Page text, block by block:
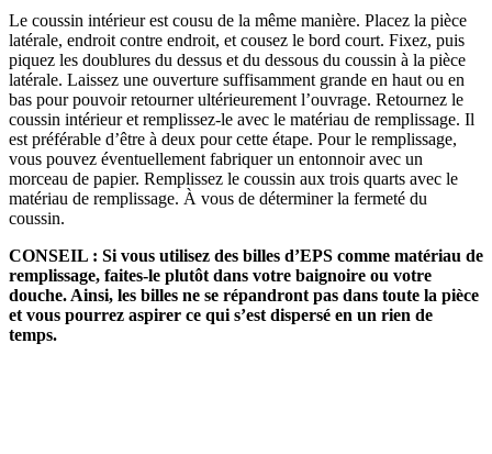
Le coussin intérieur est cousu de la même manière. Placez la pièce
latérale, endroit contre endroit, et cousez le bord court. Fixez, puis
piquez les doublures du dessus et du dessous du coussin à la pièce
latérale. Laissez une ouverture suffisamment grande en haut ou en
bas pour pouvoir retourner ultérieurement l’ouvrage. Retournez le
coussin intérieur et remplissez-le avec le matériau de remplissage. Il
est préférable d’être à deux pour cette étape. Pour le remplissage,
vous pouvez éventuellement fabriquer un entonnoir avec un
morceau de papier. Remplissez le coussin aux trois quarts avec le
matériau de remplissage. À vous de déterminer la fermeté du
coussin.
CONSEIL : Si vous utilisez des billes d’EPS comme matériau de
remplissage, faites-le plutôt dans votre baignoire ou votre
douche. Ainsi, les billes ne se répandront pas dans toute la pièce
et vous pourrez aspirer ce qui s’est dispersé en un rien de
temps.